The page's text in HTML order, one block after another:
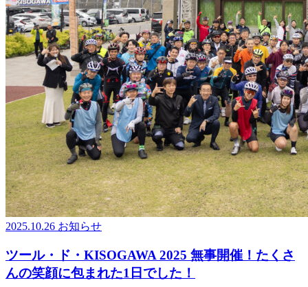
2025.10.26 お知らせ
ツール・ド・KISOGAWA 2025 無事開催！たくさ
んの笑顔に包まれた1日でした！